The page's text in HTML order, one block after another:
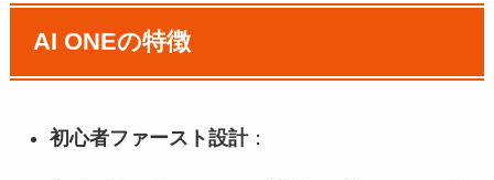
AI ONEの特徴
初心者ファースト設計：